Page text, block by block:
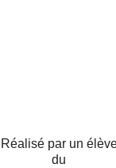
Réalisé par un
du